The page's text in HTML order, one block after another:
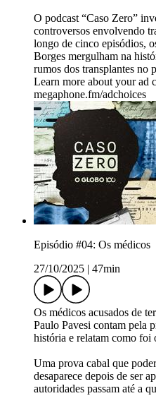
O podcast “Caso Zero”
controversos envolvendo
longo de cinco episódios,
Borges mergulham na
rumos dos transplantes no
Learn more about your ad
megaphone.fm/adchoices
Episódio #04: Os médicos
27/10/2025
47min
Os médicos acusados de
Paulo Pavesi contam pela
história e relatam como foi
Uma prova cabal que
desaparece depois de ser
autoridades passam até a